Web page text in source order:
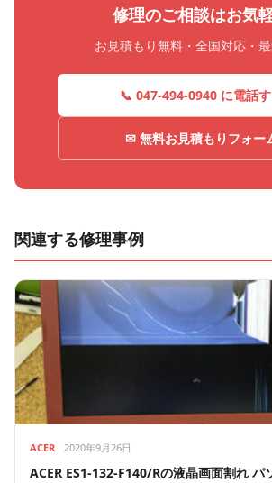
修理のご相談はお気
お見積もり無料・全国対応・
📞 047-494-0940 に電話
✉ 無料お見積もりフォー
関連する修理事例
ACER 2020年9月26日
ACER ES1-132-F140/Rの液晶画面割れ パ